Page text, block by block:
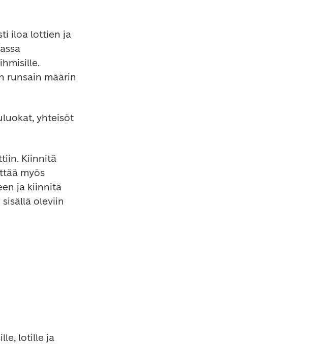
iloa lottien ja
runsain määrin
yhteisöt
Kiinnitä
myös
ja kiinnitä
oleviin
lotille ja